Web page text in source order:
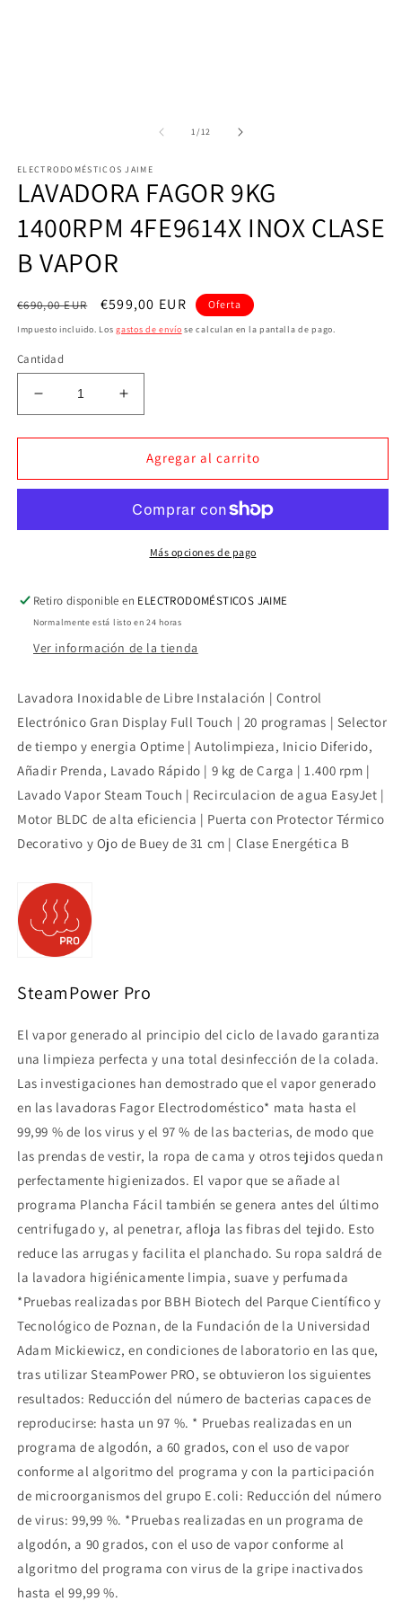
1/de
12
ELECTRODOMÉSTICOS JAIME
LAVADORA FAGOR 9KG
1400RPM 4FE9614X INOX CLASE
B VAPOR
Precio
habitual
€690,00 EUR
Precio
de
€599,00 EUR Oferta
Impuesto incluido. Losgastos de envío se calculan en la pantalla de pago.
Cantidad
Reducir
cantidad
para
FAGOR
4FE9614X
VAPOR
Aumentar
cantidad
para
LAVADORA
FAGOR
1400RPM
4FE9614X
INOX
VAPOR
Agregar al carrito
Más opciones de pago
Retiro disponible en ELECTRODOMÉSTICOS JAIME
Normalmente está listo en 24 horas
Ver información de la tienda
Lavadora Inoxidable de Libre Instalación | Control
Electrónico Gran Display Full Touch | 20 programas | Selector
de tiempo y energia Optime | Autolimpieza, Inicio Diferido,
Añadir Prenda, Lavado Rápido | 9 kg de Carga | 1.400 rpm |
Lavado Vapor Steam Touch | Recirculacion de agua EasyJet |
Motor BLDC de alta eficiencia | Puerta con Protector Térmico
Decorativo y Ojo de Buey de 31 cm | Clase Energética B
SteamPower Pro
El vapor generado al principio del ciclo de lavado garantiza
una limpieza perfecta y una total desinfección de la colada.
Las investigaciones han demostrado que el vapor generado
en las lavadoras Fagor Electrodoméstico* mata hasta el
99,99 % de los virus y el 97 % de las bacterias, de modo que
las prendas de vestir, la ropa de cama y otros tejidos quedan
perfectamente higienizados. El vapor que se añade al
programa Plancha Fácil también se genera antes del último
centrifugado y, al penetrar, afloja las fibras del tejido. Esto
reduce las arrugas y facilita el planchado. Su ropa saldrá de
la lavadora higiénicamente limpia, suave y perfumada
*Pruebas realizadas por BBH Biotech del Parque Científico y
Tecnológico de Poznan, de la Fundación de la Universidad
Adam Mickiewicz, en condiciones de laboratorio en las que,
tras utilizar SteamPower PRO, se obtuvieron los siguientes
resultados: Reducción del número de bacterias capaces de
reproducirse: hasta un 97 %. * Pruebas realizadas en un
programa de algodón, a 60 grados, con el uso de vapor
conforme al algoritmo del programa y con la participación
de microorganismos del grupo E.coli: Reducción del número
de virus: 99,99 %. *Pruebas realizadas en un programa de
algodón, a 90 grados, con el uso de vapor conforme al
algoritmo del programa con virus de la gripe inactivados
hasta el 99,99 %.